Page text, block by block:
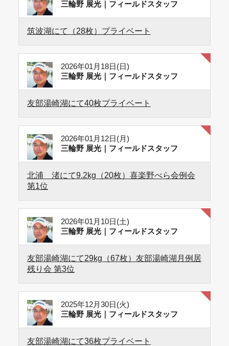
三輪野 展光｜フィールドスタッフ
筑波湖にて（28枚）プライベート
2026年01月18日(日)
三輪野 展光｜フィールドスタッフ
友部湯崎湖にて40枚プライベート
2026年01月12日(月)
三輪野 展光｜フィールドスタッフ
北浦 渚にて9.2kg（20枚）喜楽野べら会例会
第1位
2026年01月10日(土)
三輪野 展光｜フィールドスタッフ
友部湯崎湖にて29kg（67枚）友部湯崎湖月例居
残り会 第3位
2025年12月30日(火)
三輪野 展光｜フィールドスタッフ
友部湯崎湖にて36枚プライベート